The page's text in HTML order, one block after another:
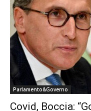
Parlamento&Governo
Covid, Boccia: